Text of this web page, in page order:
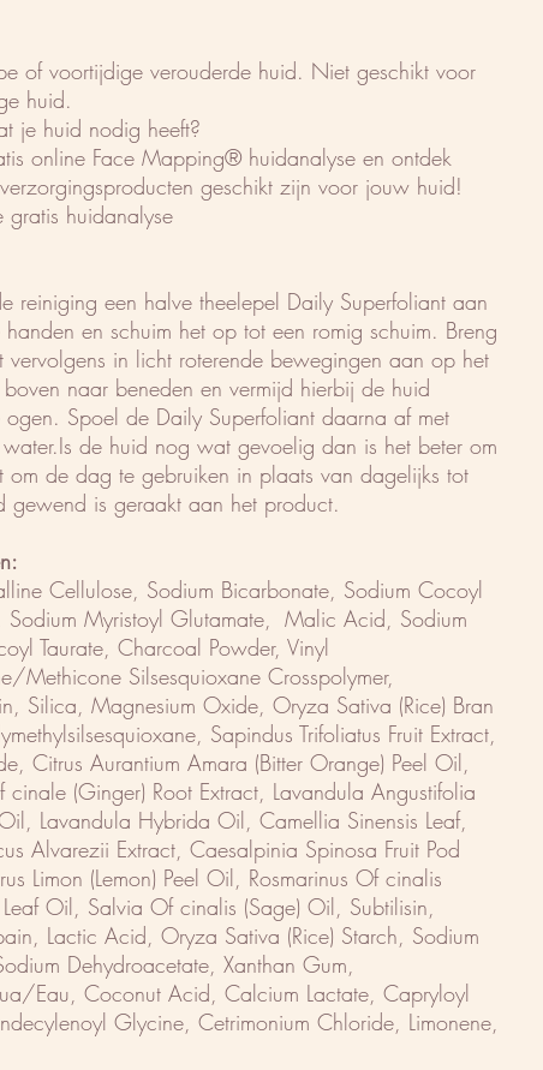
of voortijdige verouderde huid. Niet geschikt voor
huid.
je huid nodig heeft?
online Face Mapping® huidanalyse en ontdek
geschikt zijn voor jouw huid!
huidanalyse
reiniging een halve theelepel Daily Superfoliant aan
en schuim het op tot een romig schuim. Breng
vervolgens in licht roterende bewegingen aan op het
naar beneden en vermijd hierbij de huid
ogen. Spoel de Daily Superfoliant daarna af met
de huid nog wat gevoelig dan is het beter om
om de dag te gebruiken in plaats van dagelijks tot
gewend is geraakt aan het product.
Cellulose, Sodium Bicarbonate, Sodium Cocoyl
Sodium Myristoyl Glutamate, Malic Acid, Sodium
Taurate, Charcoal Powder, Vinyl
Methicone Silsesquioxane Crosspolymer,
Silica, Magnesium Oxide, Oryza Sativa (Rice) Bran
Sapindus Trifoliatus Fruit Extract,
Citrus Aurantium Amara (Bitter Orange) Peel Oil,
cinale (Ginger) Root Extract, Lavandula Angustifolia
Lavandula Hybrida Oil, Camellia Sinensis Leaf,
Alvarezii Extract, Caesalpinia Spinosa Fruit Pod
Limon (Lemon) Peel Oil, Rosmarinus Of cinalis
Leaf Oil, Salvia Of cinalis (Sage) Oil, Subtilisin,
Lactic Acid, Oryza Sativa (Rice) Starch, Sodium
Dehydroacetate, Xanthan Gum,
Eau, Coconut Acid, Calcium Lactate, Capryloyl
Glycine, Cetrimonium Chloride, Limonene,